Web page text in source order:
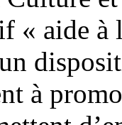
« aide à
à